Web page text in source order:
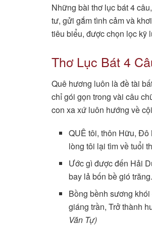
Những bài thơ lục bát 4
tư, gửi gắm tình cảm và
tiêu biểu, được chọn lọc kỹ
Thơ Lục Bát 4
Quê hương luôn là đề tài
chỉ gói gọn trong vài câu
con xa xứ luôn hướng về
QUÊ tôi, thôn Hữu, Đô
lòng tôi lại tìm về tuổi
Ước gì được đến Hải
bay lả bốn bề gió trăng.
Bồng bềnh sương
giáng trần, Trở thành
Văn Tự)